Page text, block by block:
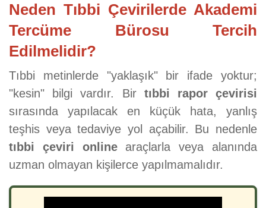
Neden Tıbbi Çevirilerde Akademi
Tercüme Bürosu Tercih
Edilmelidir?
Tıbbi metinlerde "yaklaşık" bir ifade yoktur;
"kesin" bilgi vardır. Bir tıbbi rapor çevirisi
sırasında yapılacak en küçük hata, yanlış
teşhis veya tedaviye yol açabilir. Bu nedenle
tıbbi çeviri onlinearaçlarla veya alanında
uzman olmayan kişilerce yapılmamalıdır.